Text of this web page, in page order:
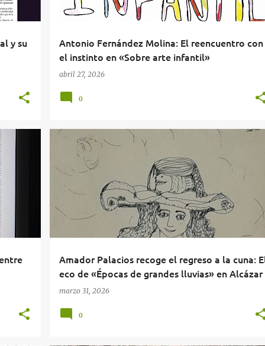
y su
Antonio Fernández Molina: El reencuentro con
el instinto en «Sobre arte infantil»
abril 27, 2026
0
Amador Palacios recoge el regreso a la cuna:
eco de «Épocas de grandes lluvias» en Alcázar
marzo 31, 2026
ALCAZAR DE SAN JUAN
0